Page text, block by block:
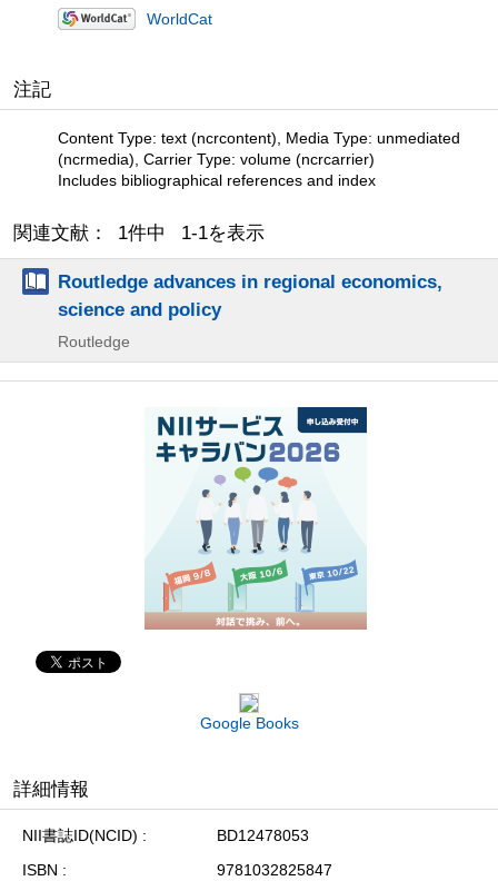
WorldCat
注記
Content Type: text (ncrcontent), Media Type: unmediated
(ncrmedia), Carrier Type: volume (ncrcarrier)
Includes bibliographical references and index
関連文献： 1件中 1-1を表示
Routledge advances in regional economics,
science and policy
Routledge
Google Books
詳細情報
NII書誌ID(NCID)
BD12478053
ISBN
9781032825847